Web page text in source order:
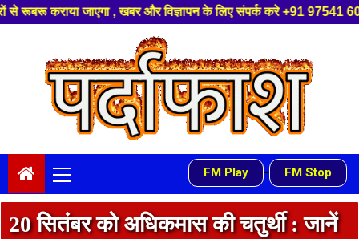
और विज्ञापन के लिए संपर्क करे +91 97541 60816 ,हमारे यूट्यूब चैनल
content
Menu
FM Play - FM Stop
20 सितंबर को अधिकमास की चतुर्थी : जानें